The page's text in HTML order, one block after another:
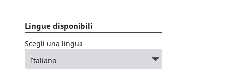
Lingue disponibili
Scegli una lingua